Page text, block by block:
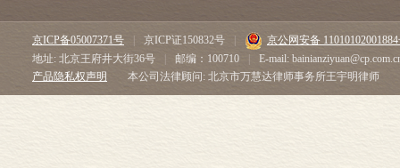
京ICP备05007371号 京ICP证150832号
京公网安备
地址: 北京王府井大街36号
邮编：100710
E-mail:
产品隐私权声明
本公司法律顾问: 北京市万慧达律师事务所王宇明律师